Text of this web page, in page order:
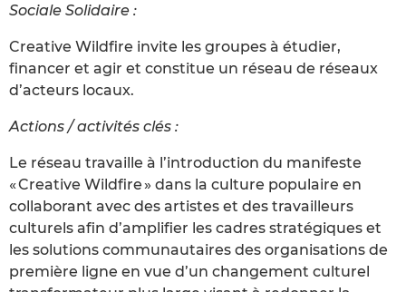
Sociale Solidaire :
Creative Wildfire invite les groupes à étudier,
financer et agir et constitue un réseau de réseaux
d’acteurs locaux.
Actions / activités clés :
Le réseau travaille à l’introduction du manifeste
« Creative Wildfire » dans la culture populaire en
collaborant avec des artistes et des travailleurs
culturels afin d’amplifier les cadres stratégiques et
les solutions communautaires des organisations de
première ligne en vue d’un changement culturel